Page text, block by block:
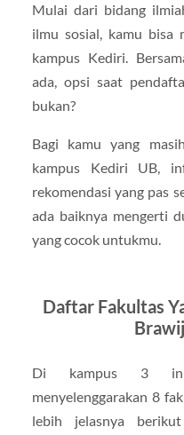
Mulai dari bidang
ilmu sosial, kamu bisa
kampus Kediri.
ada, opsi saat
bukan?
Bagi kamu yang
kampus Kediri UB,
rekomendasi yang pas
ada baiknya mengerti
yang cocok untukmu.
Daftar Fakultas
Di kampus 3 ini,
menyelenggarakan 8
lebih jelasnya